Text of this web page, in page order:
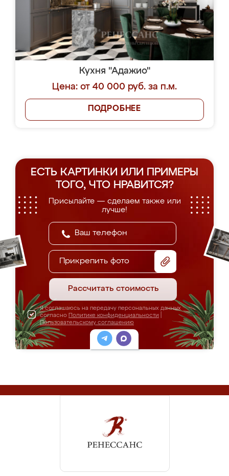
Кухня "Адажио"
Цена: от 40 000 руб. за п.м.
ПОДРОБНЕЕ
ЕСТЬ КАРТИНКИ ИЛИ ПРИМЕРЫ
ТОГО, ЧТО НРАВИТСЯ?
Присылайте — сделаем также или
лучше!
Прикрепить фото
Рассчитать стоимость
Я соглашаюсь на передачу персональных данных
согласно Политике конфиденциальности
Пользовательскому соглашению